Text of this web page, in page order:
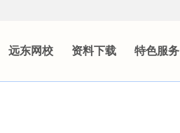
远东网校 资料下载 特色服务